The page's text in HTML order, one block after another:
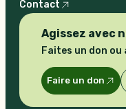
Contact
Agissez avec
Faites un don ou
Faire un don